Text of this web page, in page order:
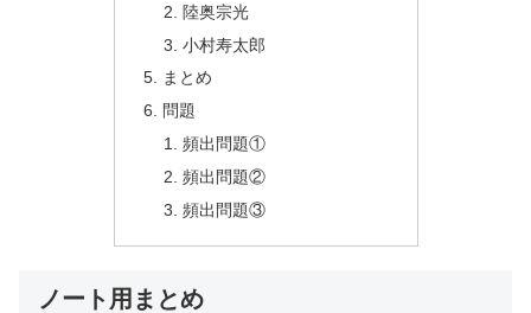
陸奥宗光
小村寿太郎
まとめ
問題
頻出問題①
頻出問題②
頻出問題③
ノート用まとめ